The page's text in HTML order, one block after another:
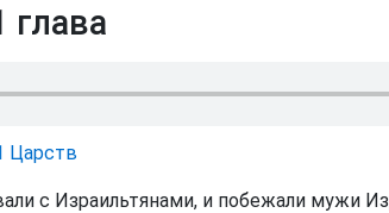
глава
Царств
с Израильтянами, и побежали мужи